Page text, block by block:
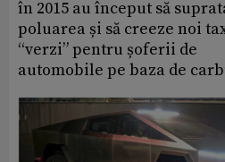
în 2015 au început să
poluarea și să creeze noi
“verzi” pentru șoferii de
automobile pe baza de